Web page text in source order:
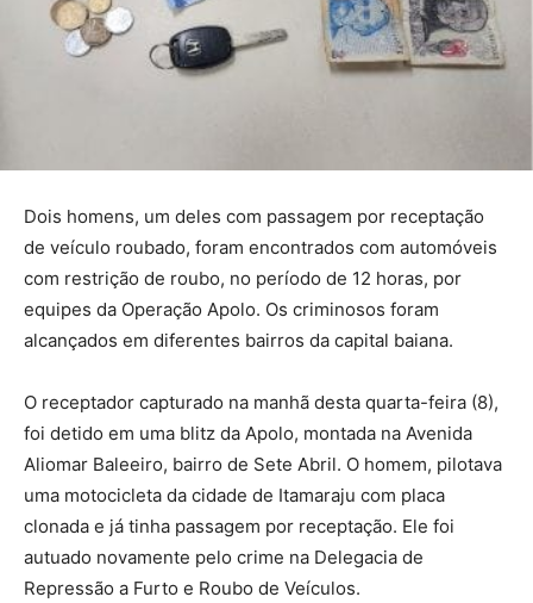
Dois homens, um deles com passagem por receptação
de veículo roubado, foram encontrados com automóveis
com restrição de roubo, no período de 12 horas, por
equipes da Operação Apolo. Os criminosos foram
alcançados em diferentes bairros da capital baiana.
O receptador capturado na manhã desta quarta-feira (8),
foi detido em uma blitz da Apolo, montada na Avenida
Aliomar Baleeiro, bairro de Sete Abril. O homem, pilotava
uma motocicleta da cidade de Itamaraju com placa
clonada e já tinha passagem por receptação. Ele foi
autuado novamente pelo crime na Delegacia de
Repressão a Furto e Roubo de Veículos.